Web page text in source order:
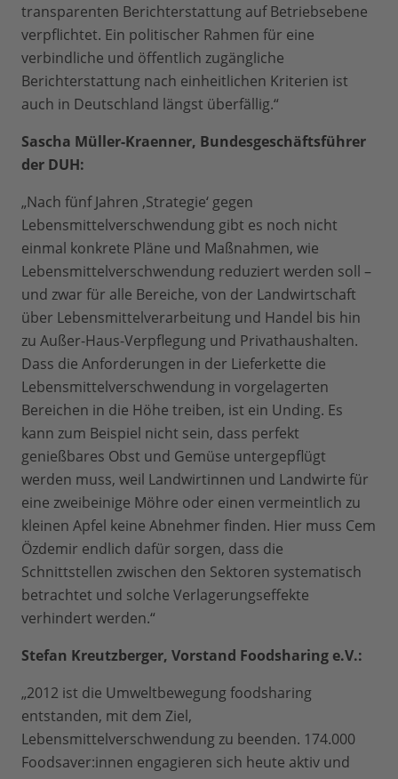
transparenten Berichterstattung auf Betriebsebene
verpflichtet. Ein politischer Rahmen für eine
verbindliche und öffentlich zugängliche
Berichterstattung nach einheitlichen Kriterien ist
auch in Deutschland längst überfällig.“
Sascha Müller-Kraenner, Bundesgeschäftsführer
der DUH:
„Nach fünf Jahren ‚Strategie‘ gegen
Lebensmittelverschwendung gibt es noch nicht
einmal konkrete Pläne und Maßnahmen, wie
Lebensmittelverschwendung reduziert werden soll –
und zwar für alle Bereiche, von der Landwirtschaft
über Lebensmittelverarbeitung und Handel bis hin
zu Außer-Haus-Verpflegung und Privathaushalten.
Dass die Anforderungen in der Lieferkette die
Lebensmittelverschwendung in vorgelagerten
Bereichen in die Höhe treiben, ist ein Unding. Es
kann zum Beispiel nicht sein, dass perfekt
genießbares Obst und Gemüse untergepflügt
werden muss, weil Landwirtinnen und Landwirte für
eine zweibeinige Möhre oder einen vermeintlich zu
kleinen Apfel keine Abnehmer finden. Hier muss Cem
Özdemir endlich dafür sorgen, dass die
Schnittstellen zwischen den Sektoren systematisch
betrachtet und solche Verlagerungseffekte
verhindert werden.“
Stefan Kreutzberger, Vorstand Foodsharing e.V.:
„2012 ist die Umweltbewegung foodsharing
entstanden, mit dem Ziel,
Lebensmittelverschwendung zu beenden. 174.000
Foodsaver:innen engagieren sich heute aktiv und